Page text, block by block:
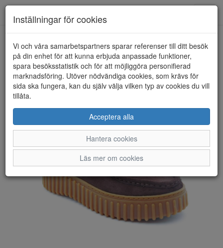
HEM CLARKS
Inställningar för cookies
Vi och våra samarbetspartners sparar referenser till ditt besök
på din enhet för att kunna erbjuda anpassade funktioner,
spara besöksstatistik och för att möjliggöra personifierad
marknadsföring. Utöver nödvändiga cookies, som krävs för
sida ska fungera, kan du själv välja vilken typ av cookies du vill
tillåta.
Acceptera alla
Hantera cookies
Läs mer om cookies